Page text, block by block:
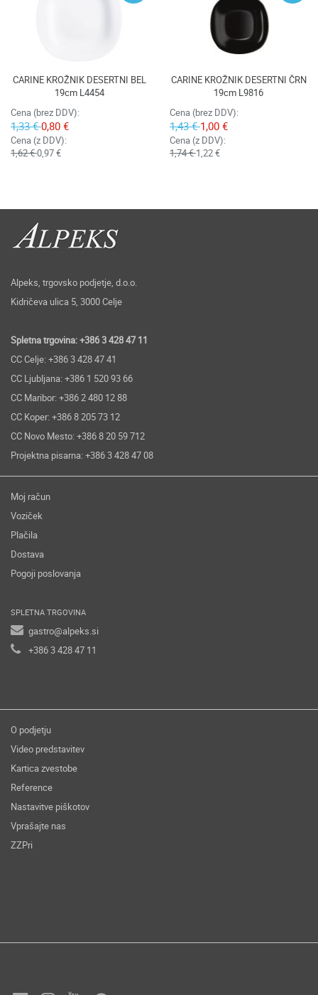
CARINE KROŽNIK DESERTNI BEL
19cm L4454
Cena (brez DDV):
1,33 €0,80 €
Cena (z DDV):
1,62 €0,97 €
CARINE KROŽNIK DESERTNI ČRN
19cm L9816
Cena (brez DDV):
1,43 €1,00 €
Cena (z DDV):
1,74 €1,22 €
Alpeks, trgovsko podjetje, d.o.o.
Kidričeva ulica 5, 3000 Celje
Spletna trgovina: +386 3 428 47 11
CC Celje: +386 3 428 47 41
CC Ljubljana: +386 1 520 93 66
CC Maribor: +386 2 480 12 88
CC Koper: +386 8 205 73 12
CC Novo Mesto: +386 8 20 59 712
Projektna pisarna: +386 3 428 47 08
Moj račun
Voziček
Plačila
Dostava
Pogoji poslovanja
SPLETNA TRGOVINA
gastro@alpeks.si
+386 3 428 47 11
O podjetju
Video predstavitev
Kartica zvestobe
Reference
Nastavitve piškotov
Vprašajte nas
ZZPri